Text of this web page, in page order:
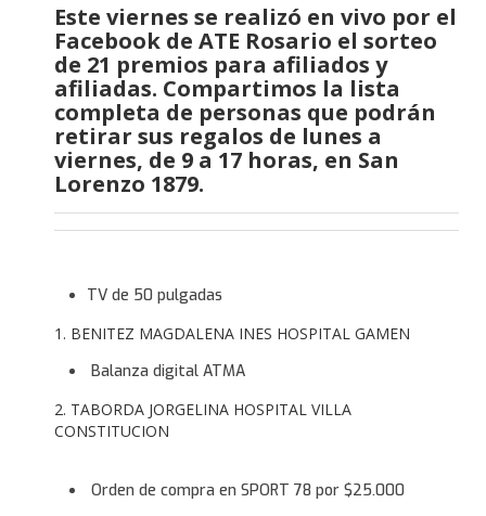
Este viernes se realizó en vivo por el
Facebook de ATE Rosario el sorteo
de 21 premios para afiliados y
afiliadas. Compartimos la lista
completa de personas que podrán
retirar sus regalos de lunes a
viernes, de 9 a 17 horas, en San
Lorenzo 1879.
TV de 50 pulgadas
1. BENITEZ MAGDALENA INES HOSPITAL GAMEN
Balanza digital ATMA
2. TABORDA JORGELINA HOSPITAL VILLA
CONSTITUCION
Orden de compra en SPORT 78 por $25.000